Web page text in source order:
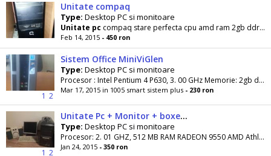
Unitate compaq
Type: Desktop PC si monitoare
Unitate pc compaq stare perfecta cpu amd ram 2gb ddr3 hdd 500gb are hdmi video onbiard are si pci
Feb 14, 2015 - 450 ron
1 2
Sistem Office MiniViGlen
Type: Desktop PC si monitoare
Procesor : Intel Pentium 4 P630, 3. 00 GHz Memorie: 2gb ddr 400
Mar 17, 2015 in 1005 smart sistem plus - 230 ron
1 2
Unitate Pc + Monitor + boxe + tastatura
Type: Desktop PC si monitoare
Procesor: 2. 01 GHZ, 512 MB RAM RADEON 9550 AMD Athlon 64 Procesor 3000+ Microsoft
Jan 24, 2015 - 350 ron